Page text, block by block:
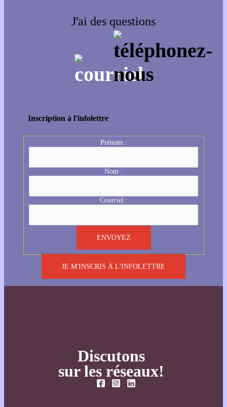
J'ai des questions
Inscription à l'infolettre
Prénom :
Nom :
Courriel :
JE M'INSCRIS À L'INFOLETTRE
Discutons
sur les réseaux!